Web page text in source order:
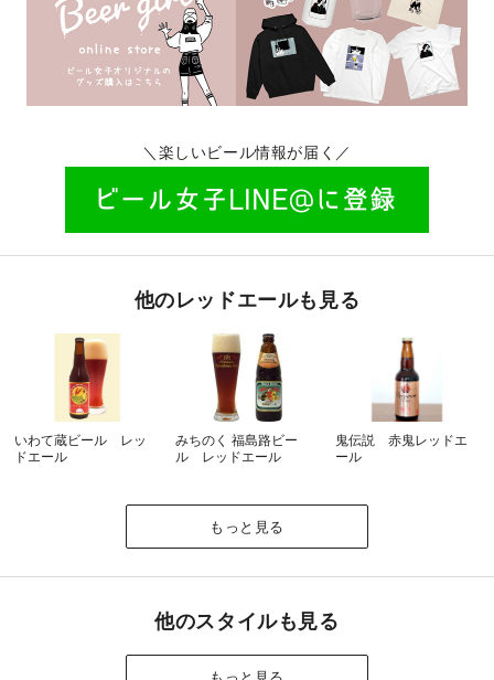
＼楽しいビール情報が届く／
他のレッドエールも見る
いわて蔵ビール レッ
ドエール
みちのく 福島路ビー
ル レッドエール
鬼伝説 赤鬼レッドエ
ール
もっと見る
他のスタイルも見る
もっと見る